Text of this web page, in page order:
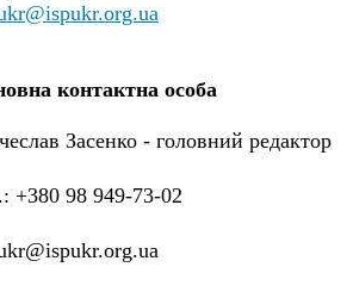
контактна особа
Засенко - головний редактор
+380 98 949-73-02